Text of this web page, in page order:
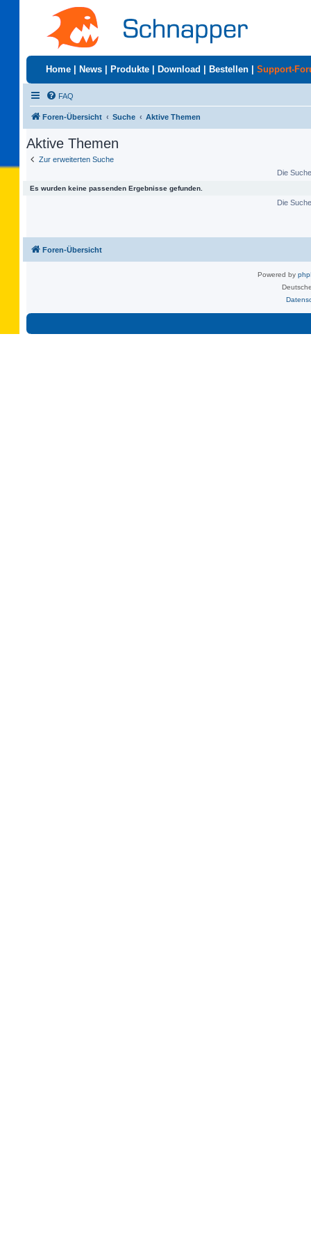
Home News Produkte Download Bestellen Support-
FAQ
Foren-Übersicht Suche Aktive Themen
Aktive Themen
Zur erweiterten Suche
Die
Es wurden keine passenden Ergebnisse gefunden.
Die
Foren-Übersicht
Powered by